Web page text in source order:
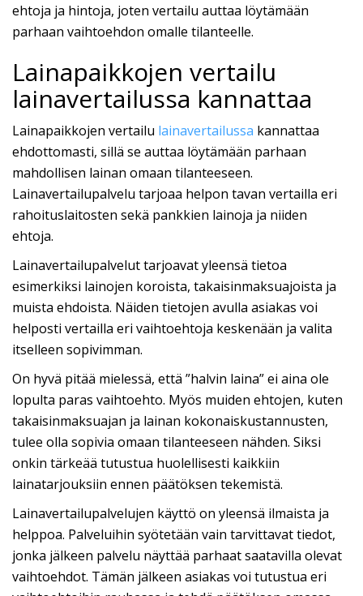
ehtoja ja hintoja, joten vertailu auttaa löytämään
parhaan vaihtoehdon omalle tilanteelle.
Lainapaikkojen vertailu
lainavertailussa kannattaa
Lainapaikkojen vertailu lainavertailussa kannattaa
ehdottomasti, sillä se auttaa löytämään parhaan
mahdollisen lainan omaan tilanteeseen.
Lainavertailupalvelu tarjoaa helpon tavan vertailla eri
rahoituslaitosten sekä pankkien lainoja ja niiden
ehtoja.
Lainavertailupalvelut tarjoavat yleensä tietoa
esimerkiksi lainojen koroista, takaisinmaksuajoista ja
muista ehdoista. Näiden tietojen avulla asiakas voi
helposti vertailla eri vaihtoehtoja keskenään ja valita
itselleen sopivimman.
On hyvä pitää mielessä, että ”halvin laina” ei aina ole
lopulta paras vaihtoehto. Myös muiden ehtojen, kuten
takaisinmaksuajan ja lainan kokonaiskustannusten,
tulee olla sopivia omaan tilanteeseen nähden. Siksi
onkin tärkeää tutustua huolellisesti kaikkiin
lainatarjouksiin ennen päätöksen tekemistä.
Lainavertailupalvelujen käyttö on yleensä ilmaista ja
helppoa. Palveluihin syötetään vain tarvittavat tiedot,
jonka jälkeen palvelu näyttää parhaat saatavilla olevat
vaihtoehdot. Tämän jälkeen asiakas voi tutustua eri